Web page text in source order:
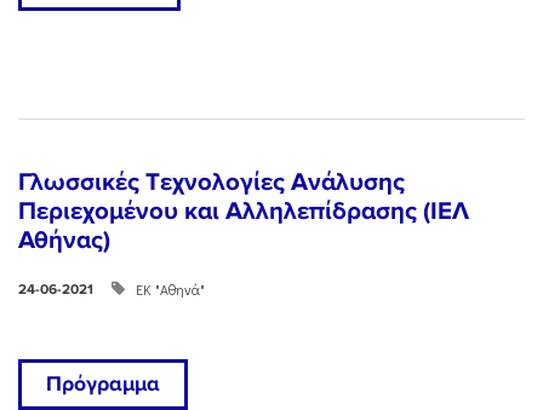
Γλωσσικές Tεχνολογίες Ανάλυσης
Περιεχομένου και Αλληλεπίδρασης (ΙΕΛ
Αθήνας)
24-06-2021 ΕΚ "Αθηνά"
Πρόγραμμα